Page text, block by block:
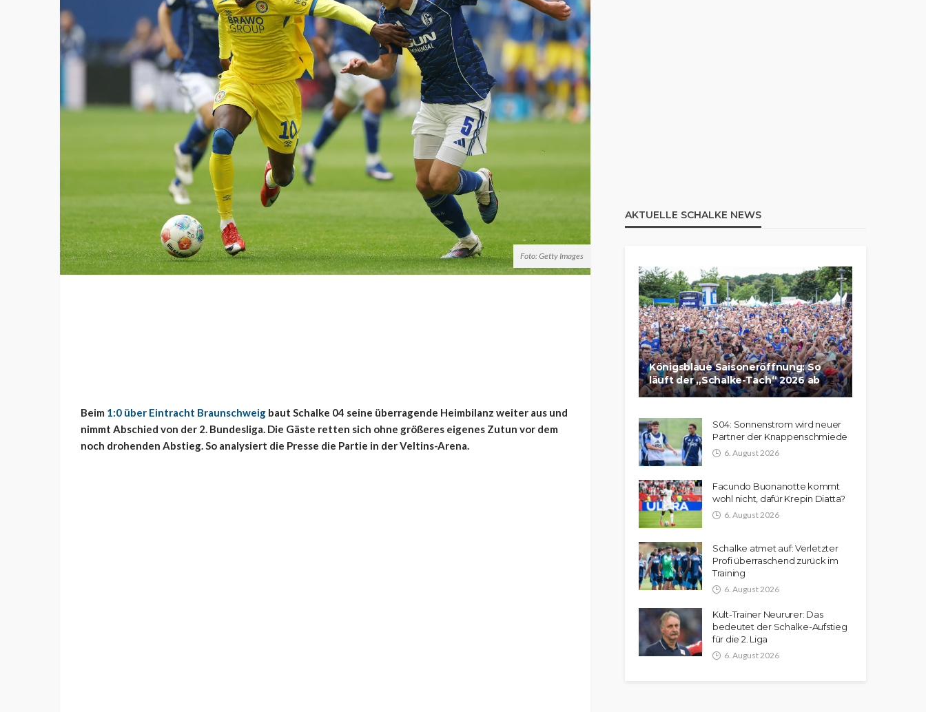
Foto: Getty Images
Beim 1:0 über Eintracht Braunschweig baut Schalke 04 seine überragende Heimbilanz weiter aus und
nimmt Abschied von der 2. Bundesliga. Die Gäste retten sich ohne größeres eigenes Zutun vor dem
noch drohenden Abstieg. So analysiert die Presse die Partie in der Veltins-Arena.
AKTUELLE SCHALKE NEWS
Königsblaue Saisoneröffnung: So
läuft der „Schalke-Tach“ 2026 ab
S04: Sonnenstrom wird neuer
Partner der Knappenschmiede
6. August 2026
Facundo Buonanotte kommt
wohl nicht, dafür Krepin Diatta?
6. August 2026
Schalke atmet auf: Verletzter
Profi überraschend zurück im
Training
6. August 2026
Kult-Trainer Neururer: Das
bedeutet der Schalke-Aufstieg
für die 2. Liga
6. August 2026